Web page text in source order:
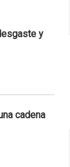
y
cadena